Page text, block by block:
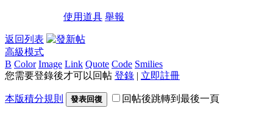
使用道具 舉報
返回列表
高級模式
B Color Image Link Quote Code Smilies
您需要登錄後才可以回帖 登錄 | 立即註冊
本版積分規則 發表回復 回帖後跳轉到最後一頁